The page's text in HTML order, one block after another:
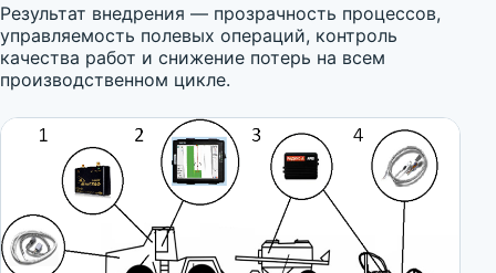
Результат внедрения — прозрачность процессов,
управляемость полевых операций, контроль
качества работ и снижение потерь на всем
производственном цикле.